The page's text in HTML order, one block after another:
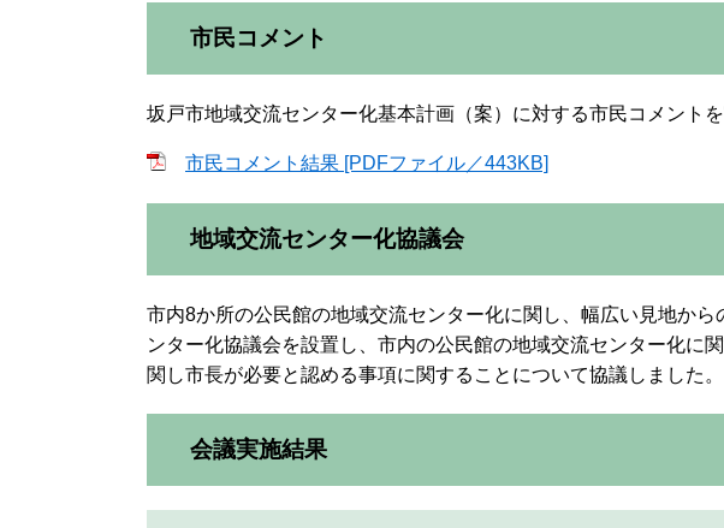
市民コメント
坂戸市地域交流センター化基本計画（案）に対する市民コメントを
市民コメント結果 [PDFファイル／443KB]
地域交流センター化協議会
市内8か所の公民館の地域交流センター化に関し、幅広い見地か
ンター化協議会を設置し、市内の公民館の地域交流センター化に
関し市長が必要と認める事項に関することについて協議しました。
会議実施結果